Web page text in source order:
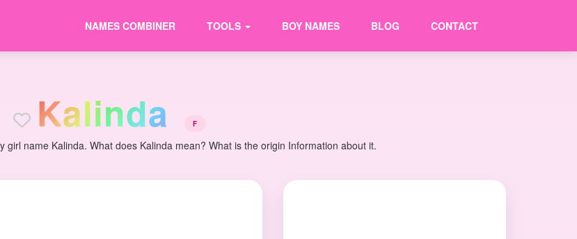
NAMES COMBINER TOOLS BOY NAMES BLOG CONTACT
Kalinda F
girl name Kalinda. What does Kalinda mean? What is the origin Information about it.